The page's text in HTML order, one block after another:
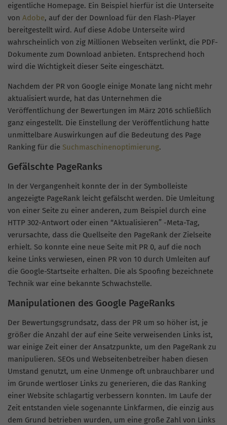
eigentliche Homepage. Ein Beispiel hierfür ist die Unterseite
von Adobe, auf der der Download für den Flash-Player
bereitgestellt wird. Auf diese Adobe Unterseite wird
wahrscheinlich von zig Millionen Webseiten verlinkt, die PDF-
Dokumente zum Download anbieten. Entsprechend hoch
wird die Wichtigkeit dieser Seite eingeschätzt.
Nachdem der PR von Google einige Monate lang nicht mehr
aktualisiert wurde, hat das Unternehmen die
Veröffentlichung der Bewertungen im März 2016 schließlich
ganz eingestellt. Die Einstellung der Veröffentlichung hatte
unmittelbare Auswirkungen auf die Bedeutung des Page
Ranking für die Suchmaschinenoptimierung.
Gefälschte PageRanks
In der Vergangenheit konnte der in der Symbolleiste
angezeigte PageRank leicht gefälscht werden. Die Umleitung
von einer Seite zu einer anderen, zum Beispiel durch eine
HTTP 302-Antwort oder einen “Aktualisieren” -Meta-Tag,
verursachte, dass die Quellseite den PageRank der Zielseite
erhielt. So konnte eine neue Seite mit PR 0, auf die noch
keine Links verwiesen, einen PR von 10 durch Umleiten auf
die Google-Startseite erhalten. Die als Spoofing bezeichnete
Technik war eine bekannte Schwachstelle.
Manipulationen des Google PageRanks
Der Bewertungsgrundsatz, dass der PR um so höher ist, je
größer die Anzahl der auf eine Seite verweisenden Links ist,
war einige Zeit einer der Ansatzpunkte, um den PageRank zu
manipulieren. SEOs und Webseitenbetreiber haben diesen
Umstand genutzt, um eine Unmenge oft unbrauchbarer und
im Grunde wertloser Links zu generieren, die das Ranking
einer Website schlagartig verbessern konnten. Im Laufe der
Zeit entstanden viele sogenannte Linkfarmen, die einzig aus
dem Grund betrieben wurden, um eine große Zahl von Links